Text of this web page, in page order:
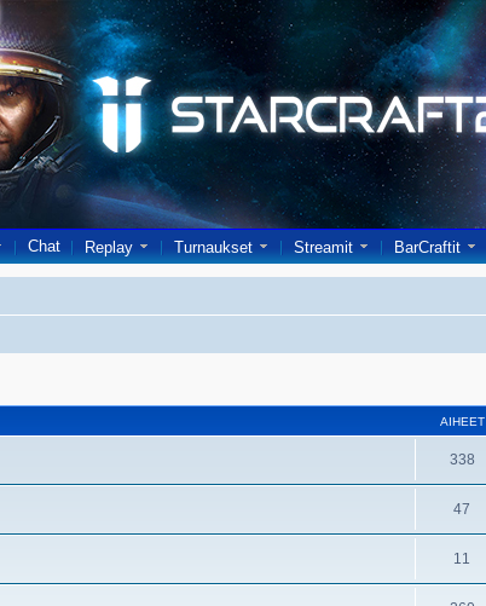
Chat Replay Turnaukset Streamit BarCraftit
AIHEET
338
47
11